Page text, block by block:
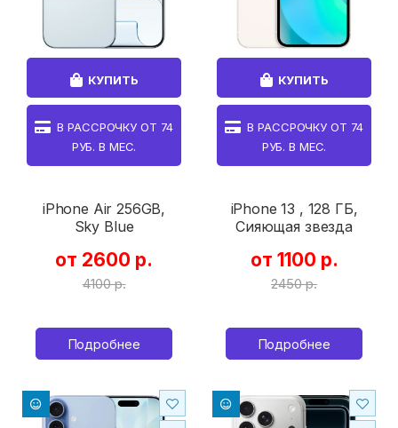
КУПИТЬ
В РАССРОЧКУ ОТ 74
РУБ. В МЕС.
iPhone Air 256GB,
Sky Blue
от 2600 р.
4100 р.
Подробнее
КУПИТЬ
В РАССРОЧКУ ОТ 74
РУБ. В МЕС.
iPhone 13 , 128 ГБ,
Сияющая звезда
от 1100 р.
2450 р.
Подробнее